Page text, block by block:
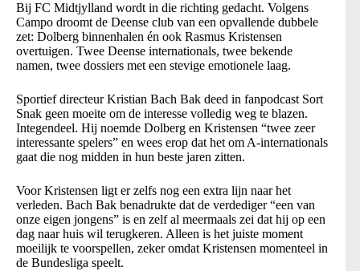
Bij FC Midtjylland wordt in die richting gedacht. Volgens
Campo droomt de Deense club van een opvallende dubbele
zet: Dolberg binnenhalen én ook Rasmus Kristensen
overtuigen. Twee Deense internationals, twee bekende
namen, twee dossiers met een stevige emotionele laag.
Sportief directeur Kristian Bach Bak deed in fanpodcast Sort
Snak geen moeite om de interesse volledig weg te blazen.
Integendeel. Hij noemde Dolberg en Kristensen “twee zeer
interessante spelers” en wees erop dat het om A-internationals
gaat die nog midden in hun beste jaren zitten.
Voor Kristensen ligt er zelfs nog een extra lijn naar het
verleden. Bach Bak benadrukte dat de verdediger “een van
onze eigen jongens” is en zelf al meermaals zei dat hij op een
dag naar huis wil terugkeren. Alleen is het juiste moment
moeilijk te voorspellen, zeker omdat Kristensen momenteel in
de Bundesliga speelt.